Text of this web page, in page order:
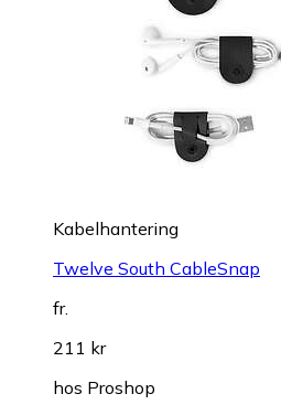
Kabelhantering
Twelve South CableSnap
fr.
211 kr
hos Proshop